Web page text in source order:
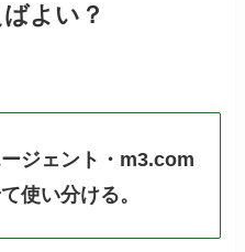
よい？
ジェント・m3.com
使い分ける。